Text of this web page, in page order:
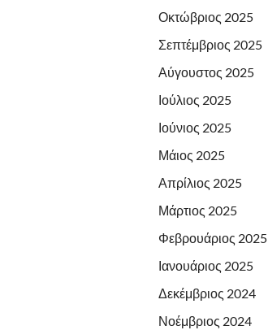
Οκτώβριος 2025
Σεπτέμβριος 2025
Αύγουστος 2025
Ιούλιος 2025
Ιούνιος 2025
Μάιος 2025
Απρίλιος 2025
Μάρτιος 2025
Φεβρουάριος 2025
Ιανουάριος 2025
Δεκέμβριος 2024
Νοέμβριος 2024